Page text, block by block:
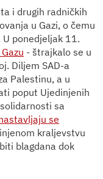
i drugih radničkih
u Gazi, o čemu
ponedjeljak 11.
- štrajkalo se u
Diljem SAD-a
Palestinu, a u
poput Ujedinjenih
sa
se
kraljevstvu
blagdana dok